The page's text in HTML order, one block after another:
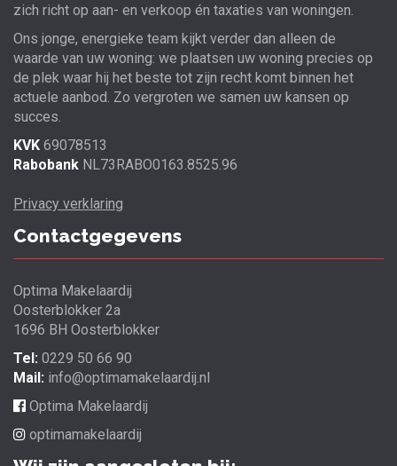
zich richt op aan- en verkoop én taxaties van woningen.
Ons jonge, energieke team kijkt verder dan alleen de
waarde van uw woning: we plaatsen uw woning precies op
de plek waar hij het beste tot zijn recht komt binnen het
actuele aanbod. Zo vergroten we samen uw kansen op
succes.
KVK 69078513
Rabobank NL73RABO0163.8525.96
Privacy verklaring
Contactgegevens
Optima Makelaardij
Oosterblokker 2a
1696 BH Oosterblokker
Tel: 0229 50 66 90
Mail: info@optimamakelaardij.nl
Optima Makelaardij
optimamakelaardij